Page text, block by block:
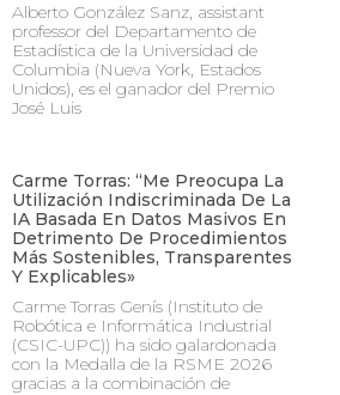
Alberto González Sanz, assistant
professor del Departamento de
Estadística de la Universidad de
Columbia (Nueva York, Estados
Unidos), es el ganador del Premio
José Luis
Carme Torras: “Me Preocupa La
Utilización Indiscriminada De La
IA Basada En Datos Masivos En
Detrimento De Procedimientos
Más Sostenibles, Transparentes
Y Explicables»
Carme Torras Genís (Instituto de
Robótica e Informática Industrial
(CSIC-UPC)) ha sido galardonada
con la Medalla de la RSME 2026
gracias a la combinación de